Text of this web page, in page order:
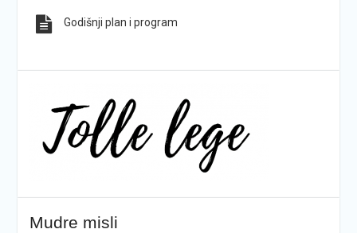
Godišnji plan i program
Mudre misli